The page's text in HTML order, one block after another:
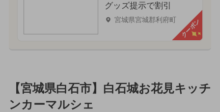
グッズ提示で割引
宮城県宮城郡利府町 クーポン
【宮城県白石市】白石城お花見キッチ
ンカーマルシェ